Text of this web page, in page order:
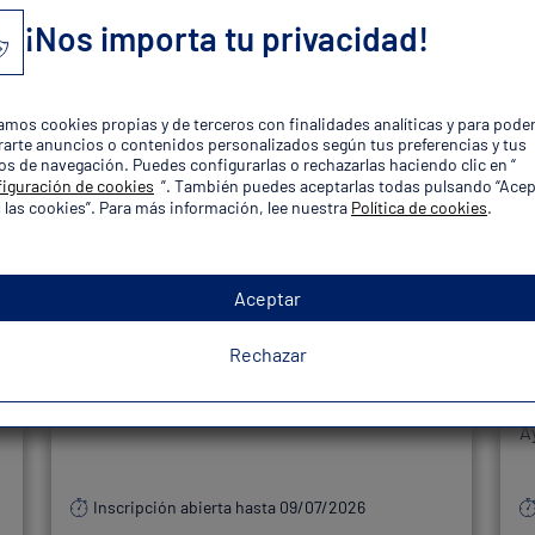
de Oposiciones Policía
Convocatoria
67 plazas
agente de Guardia Urbana de Badalona
Inscripción abierta hasta 09/07/2026
¡Nos importa tu privacidad!
cookies propias y de terceros con finalidades analíticas y para poder
anuncios o contenidos personalizados según tus preferencias y tus
de navegación. Puedes configurarlas o rechazarlas haciendo clic en “
de cookies ”. También puedes aceptarlas todas pulsando
cookies”. Para más información, lee nuestra Política de cookies.
Aceptar
Rechazar